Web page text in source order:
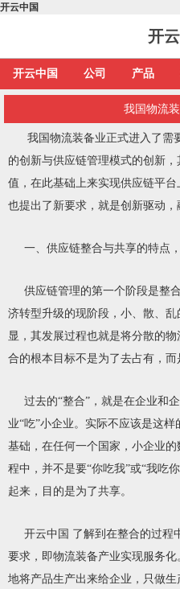
开云中国
开
开云中国 公司 产品
我国物流
我国物流装备业正式进入了需
的创新与供应链管理模式的创新
值，在此基础上来实现供应链平
也提出了新要求，就是创新驱动，
一、供应链整合与共享的特点
供应链管理的第一个阶段是整
济转型升级的现阶段，小、散、
显，其发展过程也就是将分散的
合的根本目标不是为了去占有，而
过去的“整合”，就是在企业和
业“吃”小企业。实际不应该是这
基础，在任何一个国家，小企业
程中，并不是要“你吃我”或“我吃
起来，目的是为了共享。
开云中国 了解到在整合的过程
要求，即物流装备产业实现服务
地将产品生产出来给企业，只做